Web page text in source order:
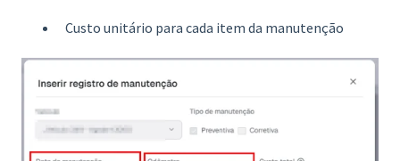
Custo unitário para cada item da manutenção